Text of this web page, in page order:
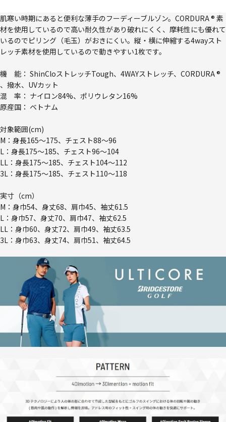
肌寒い時期にあると便利な薄手のフーディーブルゾン。CORDURA ® 素
材を使用しているので高い耐久性があり破れにくく、摩耗性にも優れて
いるのでピリング（毛玉）がおきにくい。縦・横に伸縮する4wayスト
レッチ素材を使用しているので動きやすい1枚です。
機 能： ShinCloストレッチTough、4WAYストレッチ、CORDURA ®
、撥水、UVカット
混 率： ナイロン84%、ポリウレタン16%
原産国： ベトナム
対象範囲(cm)
M：身長165～175、チェスト88～96
L：身長175～185、チェスト96～104
LL：身長175～185、チェスト104～112
3L：身長175～185、チェスト110～118
実寸（cm）
M：身巾54、身丈68、肩巾45、袖丈61.5
L：身巾57、身丈70、肩巾47、袖丈62.5
LL：身巾60、身丈72、肩巾49、袖丈63.5
3L：身巾63、身丈74、肩巾51、袖丈64.5